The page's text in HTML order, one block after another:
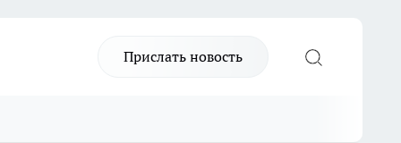
Прислать новость